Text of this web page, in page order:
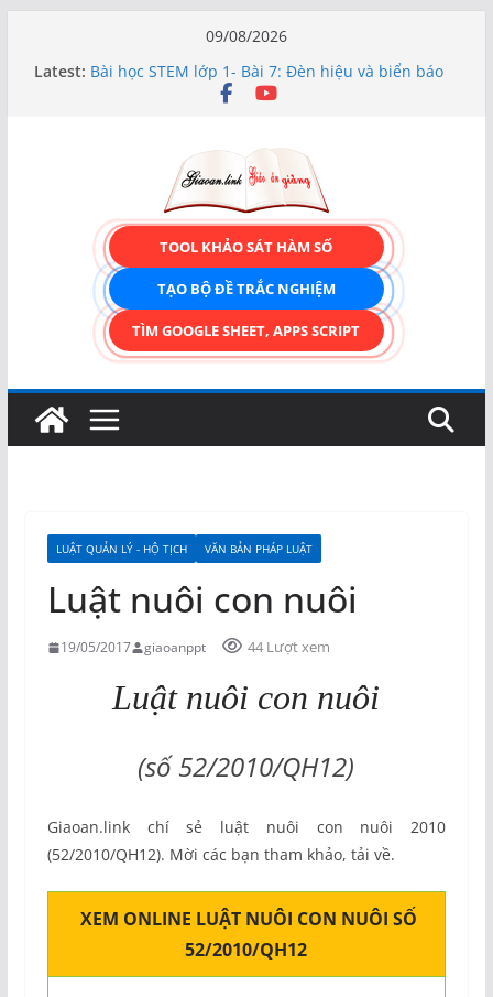
09/08/2026
Latest: Bài học STEM lớp 1- Bài 7: Đèn hiệu và biển báo
Bài học STEM lớp 3 Các bộ phận của thực vật
TẠO FORM ONLINE – TÙY BIẾN GIAO DIỆN ĐỈNH
CAO & XUẤT CODE THÔNG MINH!
TRẢI NGHIỆM CÔNG CỤ TẠO FORM ONLINE
KÉO THẢ – HOÀN TOÀN MIỄN PHÍ!
TOOL KHẢO SÁT HÀM SỐ
TẠO BỘ ĐỀ TRẮC NGHIỆM
TÌM GOOGLE SHEET, APPS SCRIPT
LUẬT QUẢN LÝ - HỘ TỊCH VĂN BẢN PHÁP LUẬT
Luật nuôi con nuôi
19/05/2017 giaoanppt 44 Lượt xem
Luật nuôi con nuôi
(số 52/2010/QH12)
Giaoan.link chí sẻ luật nuôi con nuôi 2010
(52/2010/QH12). Mời các bạn tham khảo, tải về.
XEM ONLINE LUẬT NUÔI CON NUÔI SỐ
52/2010/QH12